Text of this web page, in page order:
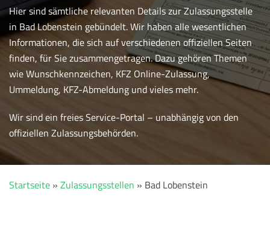
Hier sind sämtliche relevanten Details zur Zulassungsstelle
in Bad Lobenstein gebündelt. Wir haben alle wesentlichen
Informationen, die sich auf verschiedenen offiziellen Seiten
finden, für Sie zusammengetragen. Dazu gehören Themen
wie Wunschkennzeichen, KFZ Online-Zulassung,
Ummeldung, KFZ-Abmeldung und vieles mehr.
Wir sind ein freies Service-Portal – unabhängig von den
offiziellen Zulassungsbehörden.
Startseite » Zulassungsstellen » Bad Lobenstein